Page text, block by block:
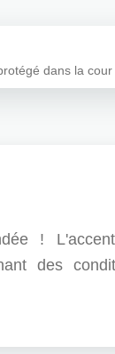
dans la
!
des